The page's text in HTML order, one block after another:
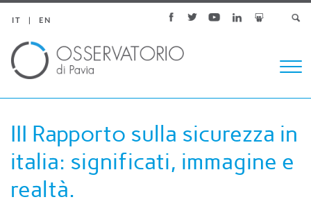
IT EN
III Rapporto sulla sicurezza in
italia: significati, immagine e
realtà.